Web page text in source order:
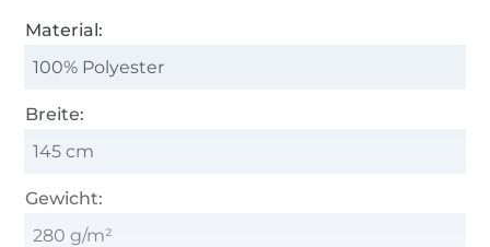
Material:
100% Polyester
Breite:
145 cm
Gewicht:
280 g/m²